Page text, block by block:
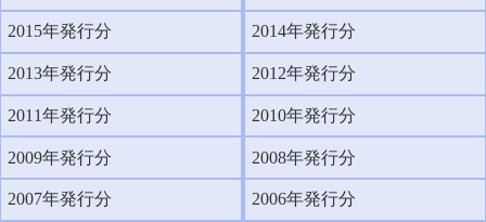
2015年発行分 2014年発行分
2013年発行分 2012年発行分
2011年発行分 2010年発行分
2009年発行分 2008年発行分
2007年発行分 2006年発行分